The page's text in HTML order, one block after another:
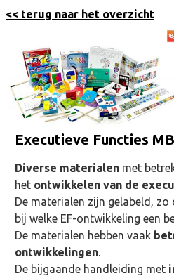
<< terug naar het overzicht
Executieve Functies
Diverse materialenmet
het ontwikkelen van de
De materialen zijn gelabeld,
bij welke EF-ontwikkeling een
De materialen hebben vaak
ontwikkelingen.
De bijgaande handleiding met